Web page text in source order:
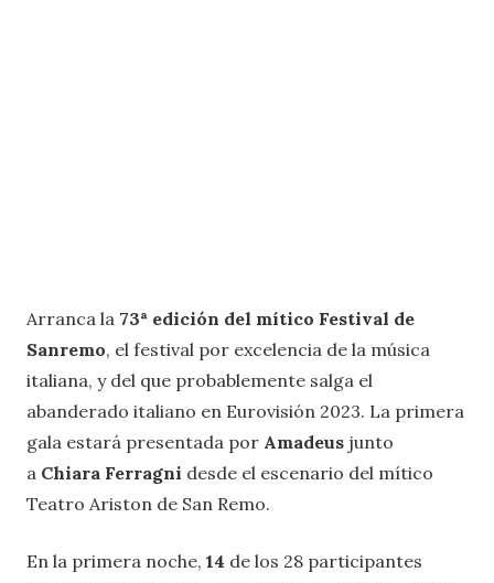
Arranca la 73ª edición del mítico Festival de
Sanremo, el festival por excelencia de la música
italiana, y del que probablemente salga el
abanderado italiano en Eurovisión 2023. La primera
gala estará presentada por Amadeus junto
a Chiara Ferragni desde el escenario del mítico
Teatro Ariston de San Remo.
En la primera noche, 14 de los 28 participantes